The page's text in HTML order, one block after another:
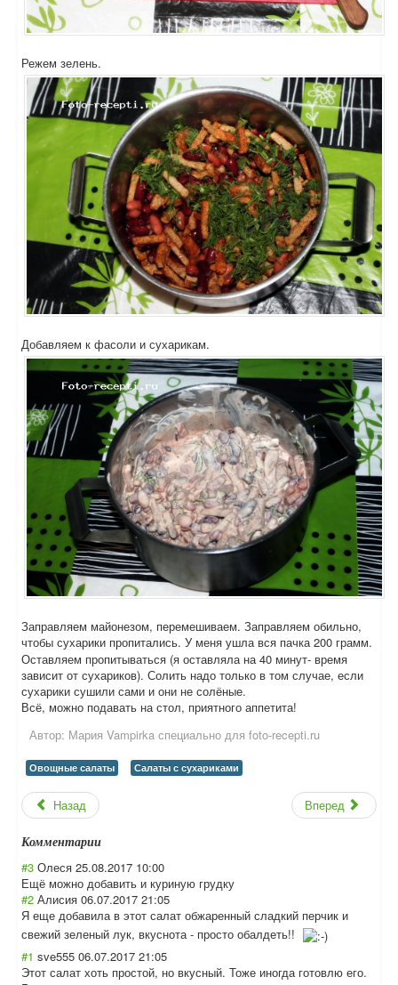
Режем зелень.
Добавляем к фасоли и сухарикам.
Заправляем майонезом, перемешиваем. Заправляем обильно,
чтобы сухарики пропитались. У меня ушла вся пачка 200 грамм.
Оставляем пропитываться (я оставляла на 40 минут- время
зависит от сухариков). Солить надо только в том случае, если
сухарики сушили сами и они не солёные.
Всё, можно подавать на стол, приятного аппетита!
Автор: Мария Vampirka специально для foto-recepti.ru
Овощные салаты Салаты с сухариками
Назад Вперед
Комментарии
#3 Олеся 25.08.2017 10:00
Ещё можно добавить и куриную грудку
#2 Алисия 06.07.2017 21:05
Я еще добавила в этот салат обжаренный сладкий перчик и
свежий зеленый лук, вкуснота - просто обалдеть!!
#1 sve555 06.07.2017 21:05
Этот салат хоть простой, но вкусный. Тоже иногда готовлю его.